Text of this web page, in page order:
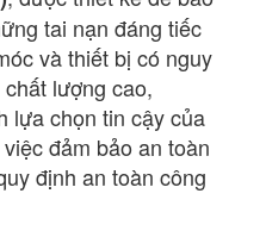
tai nạn đáng tiếc
và thiết bị có nguy
lượng cao,
lựa chọn tin cậy của
đảm bảo an toàn
định an toàn công